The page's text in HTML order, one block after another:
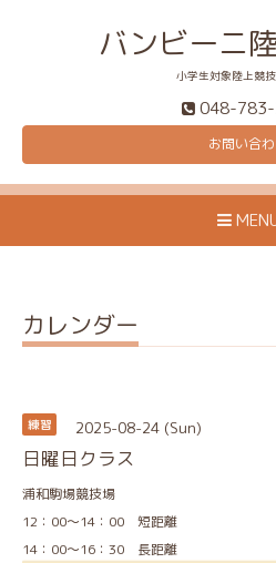
バンビーニ
小学生対象陸上競
048-
お問い合
カレンダー
練習 2025-08-24 (Sun)
日曜日クラス
浦和駒場競技場
12：00～14：00 短距離
14：00～16：30 長距離